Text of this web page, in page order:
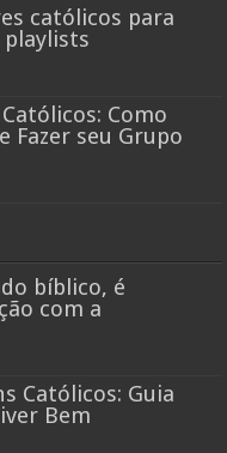
católicos para
playlists
Como
Fazer seu Grupo
bíblico, é
com a
Católicos: Guia
Bem